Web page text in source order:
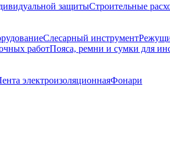
защитыСтроительные
Слесарный инструмент
работПояса, ремни и сумки для
электроизоляционнаяФонари